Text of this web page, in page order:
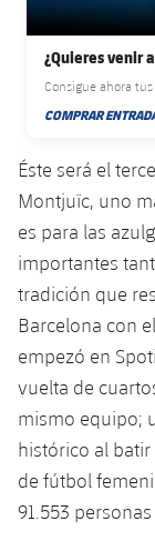
Agenda
Fotos
Voleibol
Noticias
Voleibol
Apúntate
plusicon
más
Carnet
PLUSICON
MÁS
League
eFootball
¿Quieres venir
Consigue ahora
COMPRAR
FECHA DE
Éste será el
Montjuïc, uno
es para las
importantes
tradición que
Barcelona con
empezó en
vuelta de
mismo equipo;
histórico al
de fútbol
91.553